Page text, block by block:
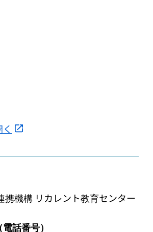
携機構 リカレント教育センター
話番号）